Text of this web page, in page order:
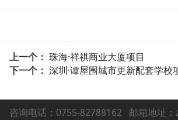
上一个： 珠海·祥祺商业大厦项目
下一个： 深圳·谭屋围城市更新配套学校
咨询电话：0755-82788162
邮箱地址：